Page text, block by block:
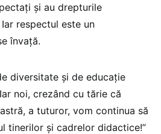
și au drepturile
respectul este un
învață.
diversitate și de educație
noi, crezând cu tărie că
a tuturor, vom continua să
tinerilor și cadrelor didactice!”